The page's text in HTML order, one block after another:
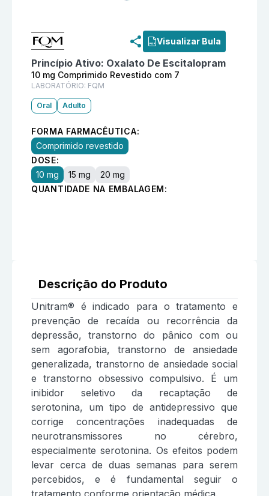
Visualizar Bula
Princípio Ativo: Oxalato De Escitalopram
10 mg Comprimido Revestido com 7
LABORATÓRIO: FQM
Oral Adulto
FORMA FARMACÊUTICA:
Comprimido revestido
DOSE:
10 mg
15 mg
20 mg
QUANTIDADE NA EMBALAGEM:
Descrição do Produto
Unitram® é indicado para o tratamento e
prevenção de recaída ou recorrência da
depressão, transtorno do pânico com ou
sem agorafobia, transtorno de ansiedade
generalizada, transtorno de ansiedade social
e transtorno obsessivo compulsivo. É um
inibidor seletivo da recaptação de
serotonina, um tipo de antidepressivo que
corrige concentrações inadequadas de
neurotransmissores no cérebro,
especialmente serotonina. Os efeitos podem
levar cerca de duas semanas para serem
percebidos, e é fundamental seguir o